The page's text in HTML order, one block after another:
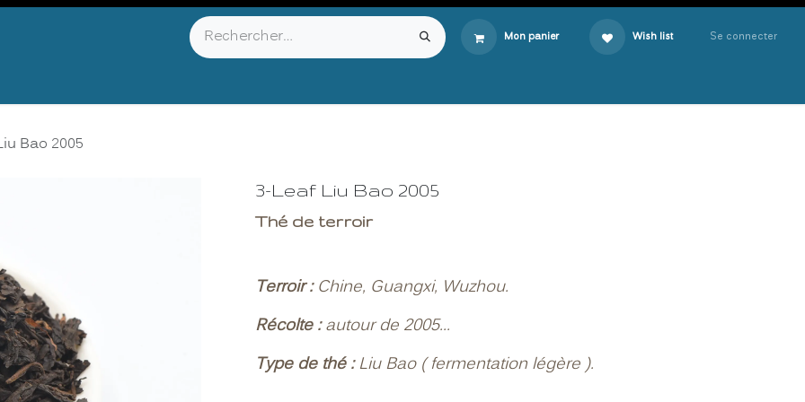
Mon panier Wish list Se connecter
Bao 2005
3-Leaf Liu Bao 2005
Thé de terroir
Terroir :Chine, Guangxi, Wuzhou.
Récolte :autour de 2005...
Type de thé :Liu Bao ( fermentation légère ).